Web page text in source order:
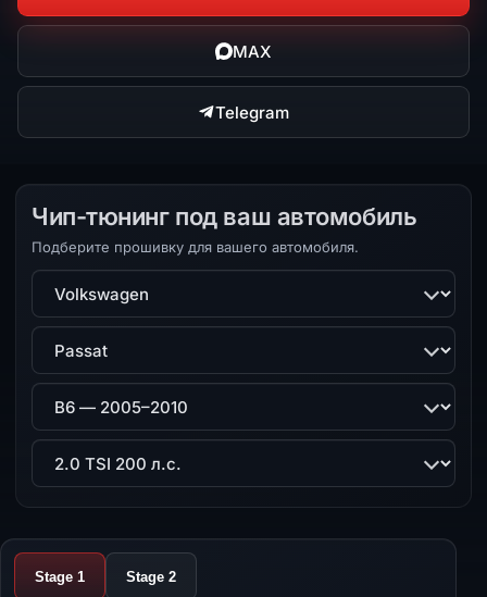
MAX
Telegram
Чип-тюнинг под ваш автомобиль
Подберите прошивку для вашего автомобиля.
Марка
Модель
Поколение
Двигатель
Stage 1 Stage 2